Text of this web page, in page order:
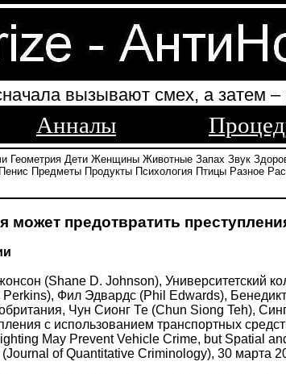
вызывают смех, а затем –
Анналы
Геометрия Дети Женщины Животные Запах Звук
Пенис Предметы Продукты Психология Птицы Разное
может предотвратить
(Shane D. Johnson), Университетский
Фил Эдвардс (Phil Edwards),
Чун Сионг Те (Chun Siong Teh),
с использованием транспортных
May Prevent Vehicle Crime, but Spatial
of Quantitative Criminology), 30 марта